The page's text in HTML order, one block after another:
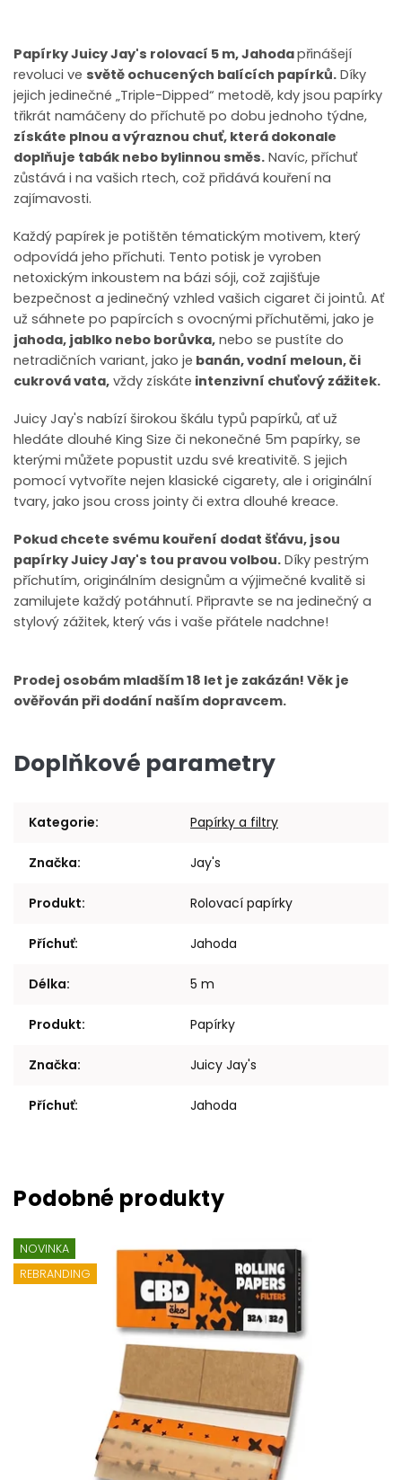
Papírky Juicy Jay's rolovací 5 m, Jahodapřinášejí
revoluci ve světě ochucených balících papírků. Díky
jejich jedinečné „Triple-Dipped“ metodě, kdy jsou papírky
třikrát namáčeny do příchutě po dobu jednoho týdne,
získáte plnou a výraznou chuť, která dokonale
doplňuje tabák nebo bylinnou směs. Navíc, příchuť
zůstává i na vašich rtech, což přidává kouření na
zajímavosti.
Každý papírek je potištěn tématickým motivem, který
odpovídá jeho příchuti. Tento potisk je vyroben
netoxickým inkoustem na bázi sóji, což zajišťuje
bezpečnost a jedinečný vzhled vašich cigaret či jointů. Ať
už sáhnete po papírcích s ovocnými příchutěmi, jako je
jahoda, jablko nebo borůvka, nebo se pustíte do
netradičních variant, jako je banán, vodní meloun, či
cukrová vata, vždy získáte intenzivní chuťový zážitek.
Juicy Jay's nabízí širokou škálu typů papírků, ať už
hledáte dlouhé King Size či nekonečné 5m papírky, se
kterými můžete popustit uzdu své kreativitě. S jejich
pomocí vytvoříte nejen klasické cigarety, ale i originální
tvary, jako jsou cross jointy či extra dlouhé kreace.
Pokud chcete svému kouření dodat šťávu, jsou
papírky Juicy Jay's tou pravou volbou. Díky pestrým
příchutím, originálním designům a výjimečné kvalitě si
zamilujete každý potáhnutí. Připravte se na jedinečný a
stylový zážitek, který vás i vaše přátele nadchne!
Prodej osobám mladším 18 let je zakázán! Věk je
ověřován při dodání naším dopravcem.
Doplňkové parametry
Kategorie: Papírky a filtry
Značka: Jay's
Produkt: Rolovací papírky
Příchuť: Jahoda
Délka: 5 m
Produkt: Papírky
Značka: Juicy Jay's
Příchuť: Jahoda
NOVINKA
REBRANDING